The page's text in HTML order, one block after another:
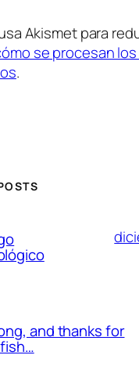
Akismet para
se procesan
.
and thanks for